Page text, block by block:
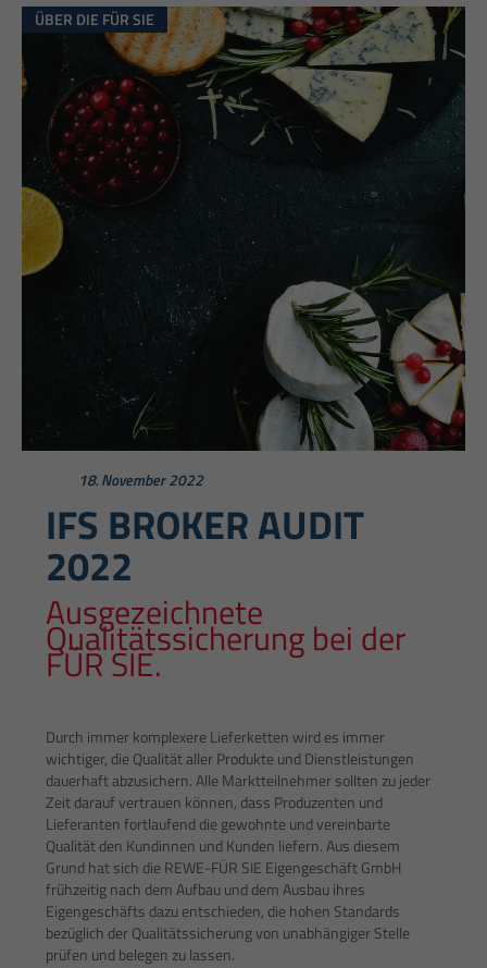
ÜBER DIE FÜR SIE
18. November 2022
IFS BROKER AUDIT
2022
Ausgezeichnete
Qualitätssicherung bei der
FÜR SIE.
Durch immer komplexere Lieferketten wird es immer
wichtiger, die Qualität aller Produkte und Dienstleistungen
dauerhaft abzusichern. Alle Marktteilnehmer sollten zu jeder
Zeit darauf vertrauen können, dass Produzenten und
Lieferanten fortlaufend die gewohnte und vereinbarte
Qualität den Kundinnen und Kunden liefern. Aus diesem
Grund hat sich die REWE-FÜR SIE Eigengeschäft GmbH
frühzeitig nach dem Aufbau und dem Ausbau ihres
Eigengeschäfts dazu entschieden, die hohen Standards
bezüglich der Qualitätssicherung von unabhängiger Stelle
prüfen und belegen zu lassen.